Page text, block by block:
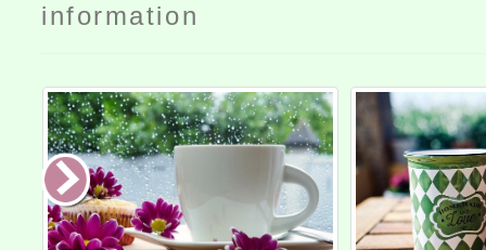
information